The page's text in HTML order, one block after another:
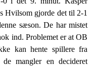
Hvilsom gjorde det til 2-1
sæson. De har mistet
ind. Problemet er at OB
kan hente spillere fra
mangler en decideret